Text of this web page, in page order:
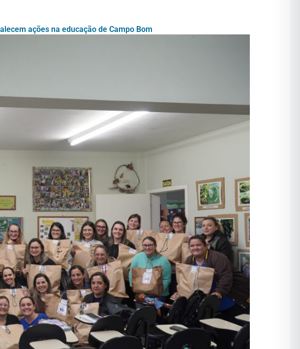
ações na educação de Campo Bom